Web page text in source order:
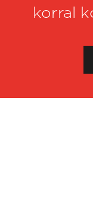
korral